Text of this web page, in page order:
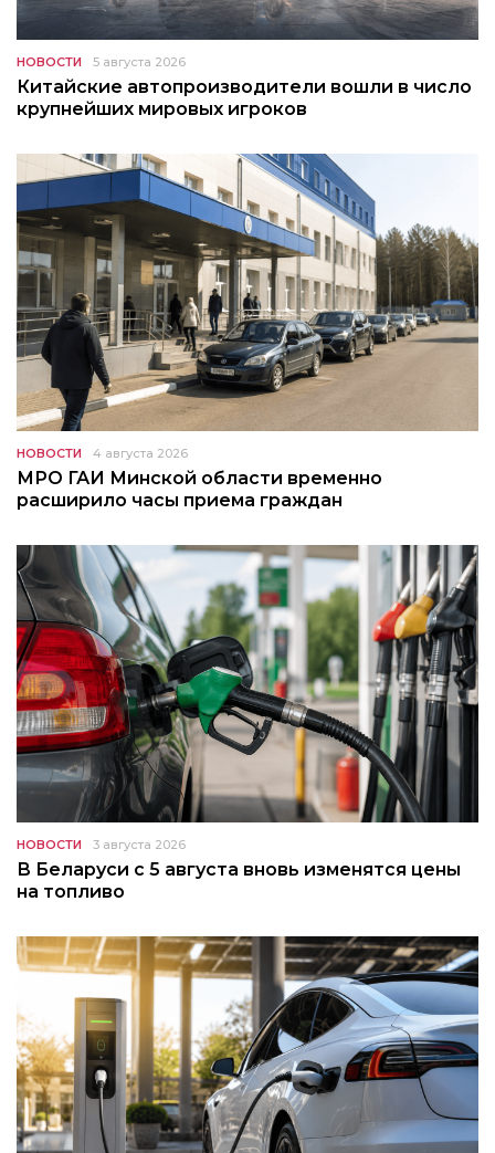
НОВОСТИ 5 августа 2026
Китайские автопроизводители вошли в число
крупнейших мировых игроков
НОВОСТИ 4 августа 2026
МРО ГАИ Минской области временно
расширило часы приема граждан
НОВОСТИ 3 августа 2026
В Беларуси с 5 августа вновь изменятся цены
на топливо